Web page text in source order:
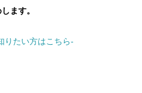
ます。
りたい方はこちら-